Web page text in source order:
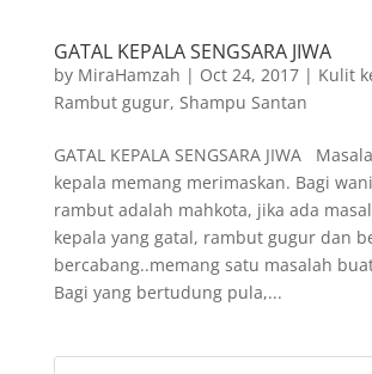
GATAL KEPALA SENGSARA JIWA
by MiraHamzah | Oct 24, 2017| Kulit
Rambut gugur, Shampu Santan
GATAL KEPALA SENGSARA JIWA
kepala memang merimaskan. Bagi
rambut adalah mahkota, jika ada
kepala yang gatal, rambut gugur dan
bercabang..memang satu masalah
Bagi yang bertudung pula,...